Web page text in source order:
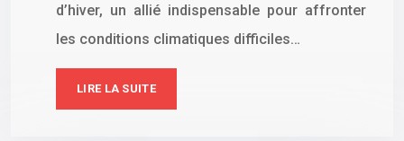
d’hiver, un allié indispensable pour affronter
les conditions climatiques difficiles…
LIRE LA SUITE